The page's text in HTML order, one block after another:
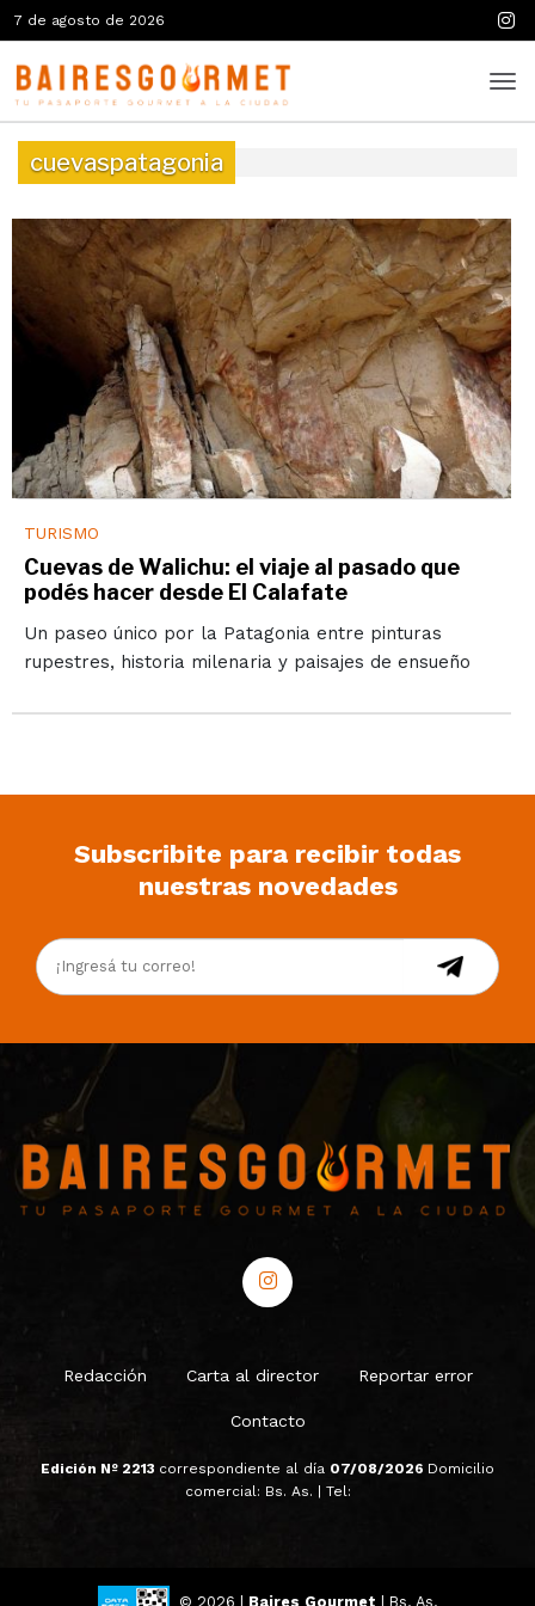
7 de agosto de 2026
cuevaspatagonia
TURISMO
Cuevas de Walichu: el viaje al pasado que
podés hacer desde El Calafate
Un paseo único por la Patagonia entre pinturas
rupestres, historia milenaria y paisajes de ensueño
Subscribite para recibir todas
nuestras novedades
Redacción Carta al director Reportar error
Contacto
Edición Nº 2213 correspondiente al día 07/08/2026 Domicilio
comercial: Bs. As. | Tel:
© 2026 | Baires Gourmet | Bs. As.